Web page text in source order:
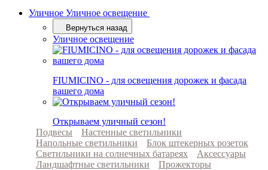
Уличное Уличное освещение
Вернуться назад
Уличное освещение
FIUMICINO - для освещения дорожек и фасада
вашего дома
Открываем уличный сезон!
Подвесы
Настенные светильники
Напольные светильники
Блок штекерных розеток
Светильники на солнечных батареях
Аксессуары
Ландшафтные светильники
Прожекторы